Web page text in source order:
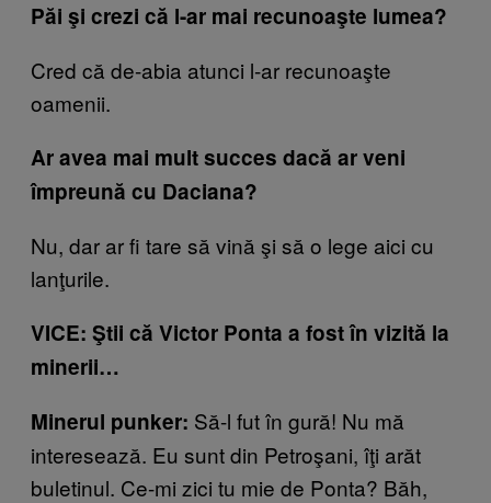
Păi şi crezi că l-ar mai recunoaşte lumea?
Cred că de-abia atunci l-ar recunoaşte
oamenii.
Ar avea mai mult succes dacă ar veni
împreună cu Daciana?
Nu, dar ar fi tare să vină şi să o lege aici cu
lanţurile.
VICE: Ştii că Victor Ponta a fost în vizită la
minerii…
Minerul punker: Să-l fut în gură! Nu mă
interesează. Eu sunt din Petroşani, îţi arăt
buletinul. Ce-mi zici tu mie de Ponta? Băh,